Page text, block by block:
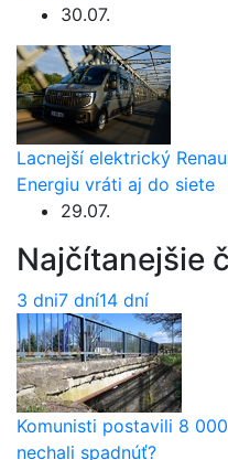
30.07.
Lacnejší elektrický
Energiu vráti aj do siete
29.07.
Najčítanejšie
3 dni7 dní14 dní
Komunisti postavili 8
nechali spadnúť?